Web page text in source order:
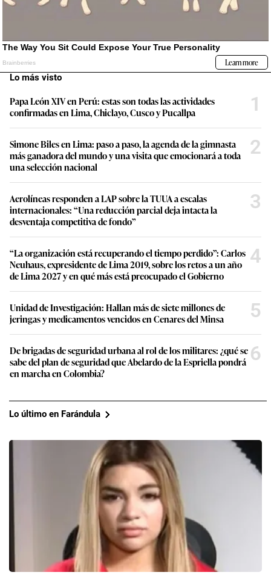
Lo más visto
Papa León XIV en Perú: estas son todas las actividades
confirmadas en Lima, Chiclayo, Cusco y Pucallpa
1
Simone Biles en Lima: paso a paso, la agenda de la gimnasta
más ganadora del mundo y una visita que emocionará a toda
una selección nacional
2
Aerolíneas responden a LAP sobre la TUUA a escalas
internacionales: “Una reducción parcial deja intacta la
desventaja competitiva de fondo”
3
“La organización está recuperando el tiempo perdido”: Carlos
Neuhaus, expresidente de Lima 2019, sobre los retos a un año
de Lima 2027 y en qué más está preocupado el Gobierno
4
Unidad de Investigación: Hallan más de siete millones de
jeringas y medicamentos vencidos en Cenares del Minsa
5
De brigadas de seguridad urbana al rol de los militares: ¿qué se
sabe del plan de seguridad que Abelardo de la Espriella pondrá
en marcha en Colombia?
6
Lo último en Farándula